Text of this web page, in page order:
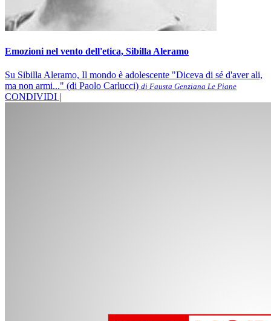
Emozioni nel vento dell'etica, Sibilla Aleramo
Su Sibilla Aleramo, Il mondo è adolescente "Diceva di sé d'aver ali,
ma non armi..." (di Paolo Carlucci) di Fausta Genziana Le Piane
CONDIVIDI |